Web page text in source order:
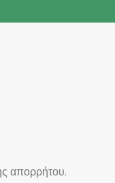
απορρήτου.